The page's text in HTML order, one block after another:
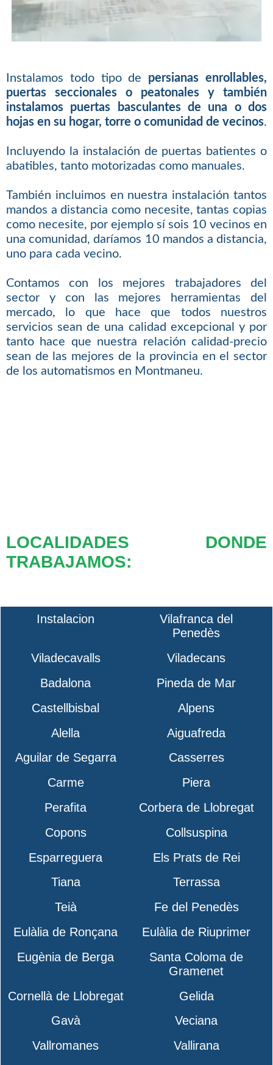
Instalamos todo tipo de persianas enrollables,
puertas seccionales o peatonales y también
instalamos puertas basculantes de una o dos
hojas en su hogar, torre o comunidad de vecinos.
Incluyendo la instalación de puertas batientes o
abatibles, tanto motorizadas como manuales.
También incluimos en nuestra instalación tantos
mandos a distancia como necesite, tantas copias
como necesite, por ejemplo sí sois 10 vecinos en
una comunidad, daríamos 10 mandos a distancia,
uno para cada vecino.
Contamos con los mejores trabajadores del
sector y con las mejores herramientas del
mercado, lo que hace que todos nuestros
servicios sean de una calidad excepcional y por
tanto hace que nuestra relación calidad-precio
sean de las mejores de la provincia en el sector
de los automatismos en Montmaneu.
LOCALIDADES DONDE
TRABAJAMOS:
Instalacion
Vilafranca del
Penedès
Viladecavalls
Viladecans
Badalona
Pineda de Mar
Castellbisbal
Alpens
Alella
Aiguafreda
Aguilar de Segarra
Casserres
Carme
Piera
Perafita
Corbera de Llobregat
Copons
Collsuspina
Esparreguera
Els Prats de Rei
Tiana
Terrassa
Teià
Fe del Penedès
Eulàlia de Ronçana
Eulàlia de Riuprimer
Eugènia de Berga
Santa Coloma de
Gramenet
Cornellà de Llobregat
Gelida
Gavà
Veciana
Vallromanes
Vallirana